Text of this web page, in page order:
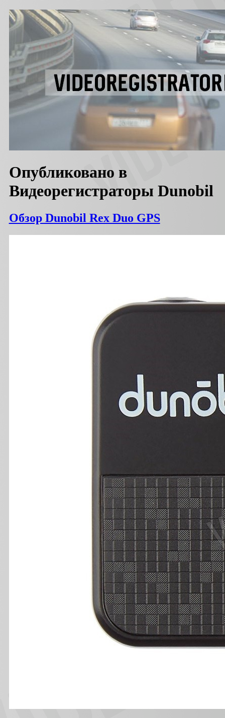
Опубликовано в
Видеорегистраторы Dunobil
Обзор Dunobil Rex Duo GPS